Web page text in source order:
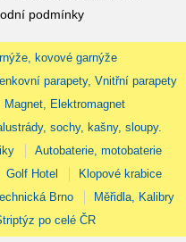
podmínky
kovové garnýže
parapety, Vnitřní parapety
Magnet, Elektromagnet
sochy, kašny, sloupy.
Autobaterie, motobaterie
Golf Hotel
Klopové krabice
Brno
Měřidla, Kalibry
po celé ČR